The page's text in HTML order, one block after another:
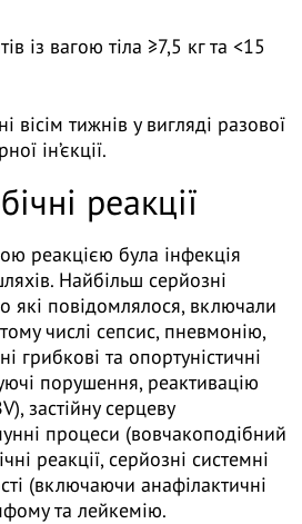
із вагою тіла ≥7,5 кг та <15
вісім тижнів у вигляді разової
ін’єкції.
реакції
реакцією була інфекція
Найбільш серйозні
які повідомлялося, включали
числі сепсис, пневмонію,
грибкові та опортуністичні
порушення, реактивацію
застійну серцеву
процеси (вовчакоподібний
реакції, серйозні системні
(включаючи анафілактичні
та лейкемію.